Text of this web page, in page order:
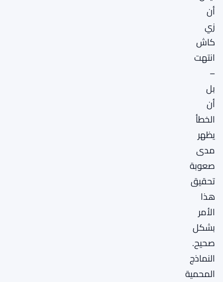
أن
زي
كاش
انتهت
–
بل
أن
الخطأ
يظهر
مدى
صعوبة
تحقيق
هذا
الأمر
بشكل
صحيح.
النماذج
المحمية